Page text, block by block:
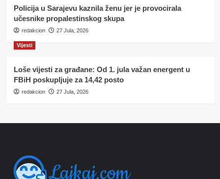
Policija u Sarajevu kaznila ženu jer je provocirala
učesnike propalestinskog skupa
redakcion 27 Jula, 2026
Vijesti
Loše vijesti za građane: Od 1. jula važan energent u
FBiH poskupljuje za 14,42 posto
redakcion 27 Jula, 2026